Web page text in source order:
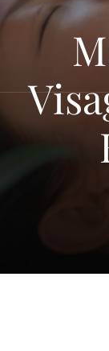
Energetique
Offres
Blog